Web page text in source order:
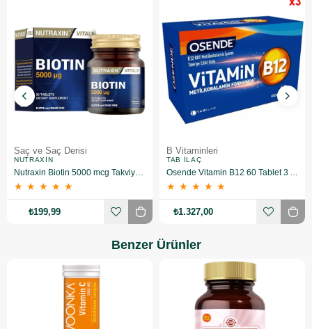
Saç ve Saç Derisi
NUTRAXIN
Nutraxin Biotin 5000 mcg Takviye Edici Gıda 30 Tablet
★ ★ ★ ★ ★
₺199,99
B Vitaminleri
TAB İLAÇ
Osende Vitamin B12 60 Tablet 3 Adet
★ ★ ★ ★ ★
₺1.327,00
Benzer Ürünler